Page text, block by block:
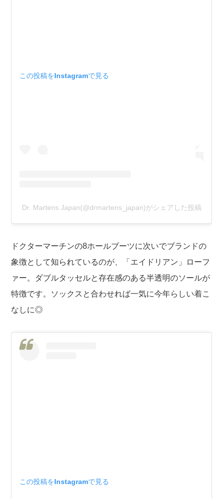
この投稿をInstagramで見る
Dr. Martens Japan(@drmartens_japan)がシェアした投稿
ドクターマーチンの8ホールブーツに次いでブランドの
象徴として知られているのが、「エイドリアン」ローフ
ァー。ダブルタッセルと存在感のある半透明のソールが
特徴です。ソックスと合わせれば一気に今年らしい着こ
なしに◎
この投稿をInstagramで見る